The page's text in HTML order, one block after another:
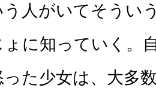
人がいてそうい
に知っていく。
た少女は、大多